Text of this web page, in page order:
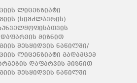
ლიცენზიატი
(სიმძლავრის)
მიზნით
შესყიდვის ნაწილში/
ლიცენზიატი გადამცემ
დაფარვის მიზნით
შესყიდვის ნაწილში